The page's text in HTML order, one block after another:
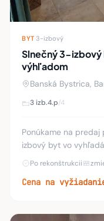
BYT·3-izbový
Slnečný 3-
výhľadom
Banská Bystrica,
3 izb.4.p/4
Ponúkame na
izbový byt vo
Banskej Bystrici. Tento výnimočný byt s výmerou 90,83
Po rekonštrukcii
Cena na